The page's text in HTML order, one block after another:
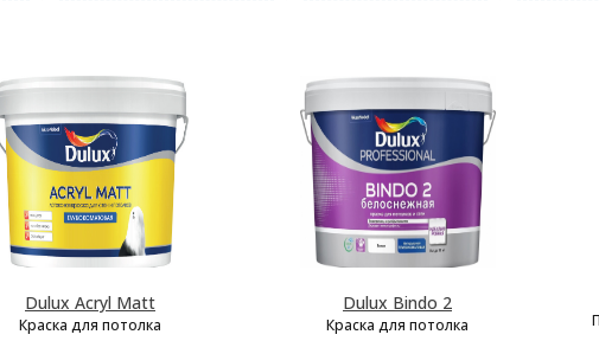
Dulux Acryl Matt
Краска для потолка
Dulux Bindo 2
Краска для потолка